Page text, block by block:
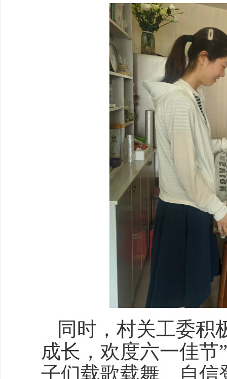
同时，村关工委积
成长，欢度六一佳
子们载歌载舞、自